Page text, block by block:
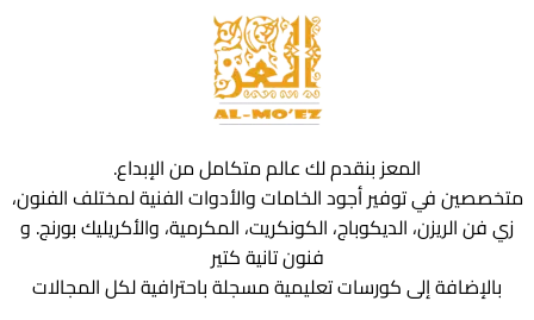
المعز بنقدم لك عالم متكامل من الإبداع.
متخصصين في توفير أجود الخامات والأدوات الفنية لمختلف الفنون،
زي فن الريزن، الديكوباج، الكونكريت، المكرمية، والأكريليك بورنج. و
فنون تانية كتير
بالإضافة إلى كورسات تعليمية مسجلة باحترافية لكل المجالات